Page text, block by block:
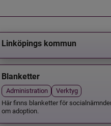
Linköpings kommun
Blanketter
Administration
Verktyg
Här finns blanketter för
om adoption.